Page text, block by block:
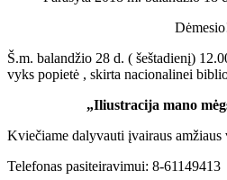
Š.m. balandžio 28 d. ( šeštadienį)
vyks popietė , skirta nacionalinei
„Iliustracija mano
Kviečiame dalyvauti įvairaus amžiaus
Telefonas pasiteiravimui: 8-61149413